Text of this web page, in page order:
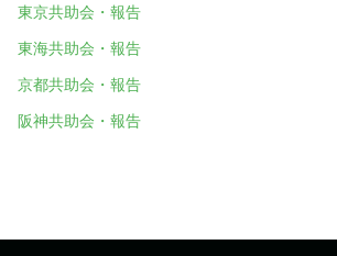
東京共助会・報告
東海共助会・報告
京都共助会・報告
阪神共助会・報告